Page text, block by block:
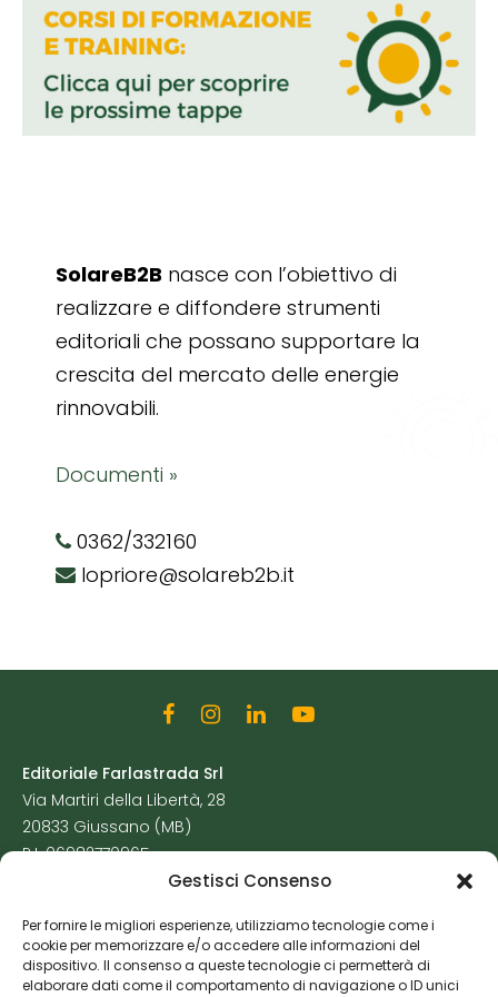
Gestisci Consenso
Per fornire le migliori esperienze, utilizziamo tecnologie come i
cookie per memorizzare e/o accedere alle informazioni del
dispositivo. Il consenso a queste tecnologie ci permetterà di
elaborare dati come il comportamento di navigazione o ID unici
SolareB2B nasce con l’obiettivo di
realizzare e diffondere strumenti
editoriali che possano supportare la
crescita del mercato delle energie
rinnovabili.
Documenti »
0362/332160
lopriore@solareb2b.it
Editoriale Farlastrada Srl
Via Martiri della Libertà, 28
20833 Giussano (MB)
P.I. 06982770965
Cookie Policy
Risorse Aggiuntive